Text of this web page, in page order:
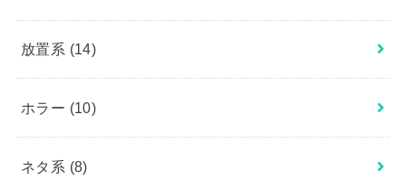
放置系 (14)
ホラー (10)
ネタ系 (8)